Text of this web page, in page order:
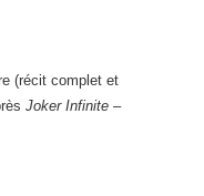
(récit complet et
Joker Infinite –